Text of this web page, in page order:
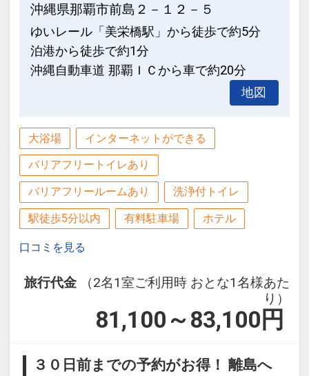
沖縄県那覇市前島２－１２－５
ゆいレール「美栄橋駅」から徒歩で約5分
泊港から徒歩で約1分
沖縄自動車道 那覇ＩＣから車で約20分
地図
大浴場 インターネットができる
バリアフリートイレあり
バリアフリールームあり 洗浄付トイレ
駅徒歩5分以内 有料駐車場 ホテル
口コミを見る
旅行代金
（2名1室ご利用時 おとな1名様あた
り）
81,100～83,100 円
３０日前までの予約がお得！ 離島へ